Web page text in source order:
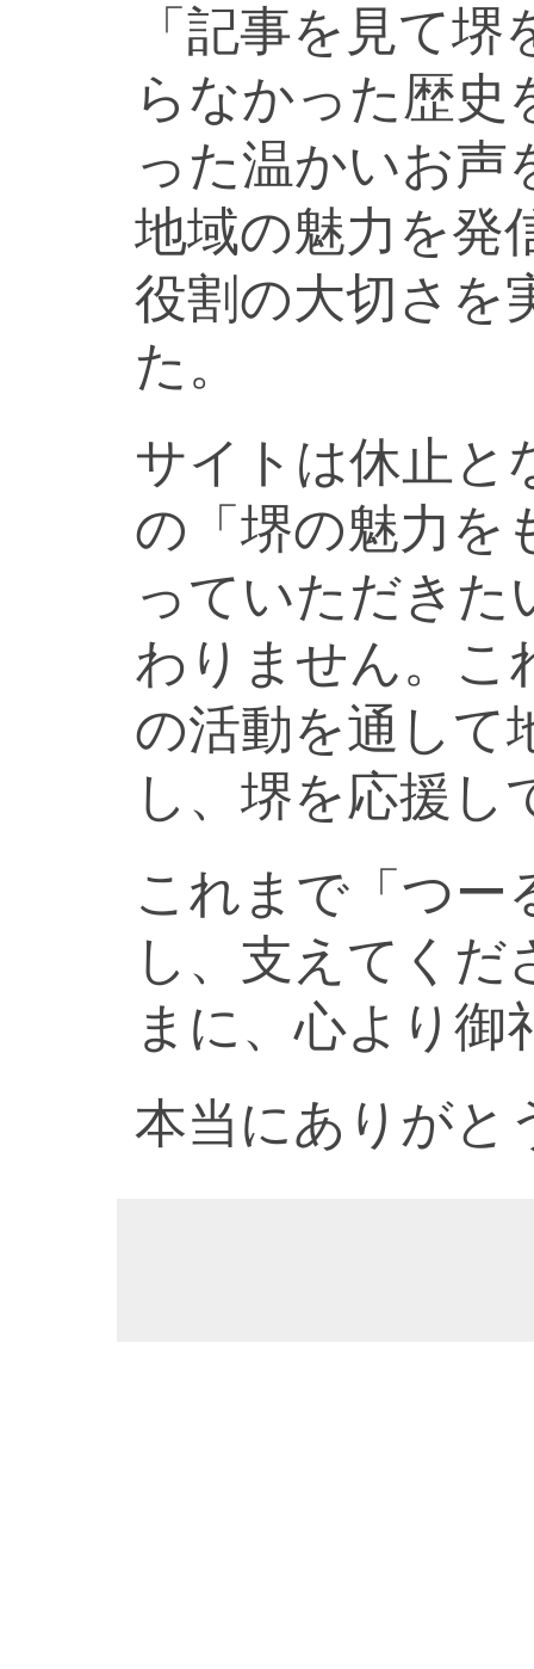
「記事を見て
らなかった歴史
った温かいお声
地域の魅力を発
役割の大切さを
た。
サイトは休止と
の「堺の魅力を
っていただきた
わりません。こ
の活動を通して
し、堺を応援し
これまで「つー
し、支えてく
まに、心より御
本当にありがと